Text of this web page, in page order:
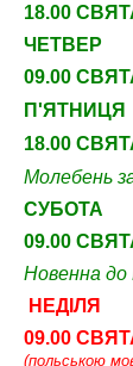
18.00
ЧЕТВЕР
09.00
П'ЯТНИЦЯ
18.00
Молебень
СУБОТА
09.00
Новенна до
НЕДІЛЯ
09.00
(польською